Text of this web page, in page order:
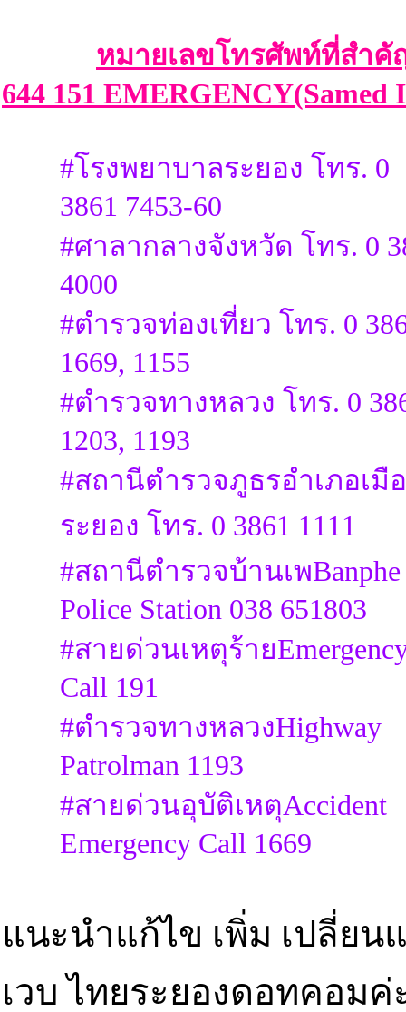
หมายเลขโทรศัพท์ที่สำคัญ
644 151 EMERGENCY(Samed
#โรงพยาบาลระยอง โทร. 0
3861 7453-60
#ศาลากลางจังหวัด โทร. 0
4000
#ตำรวจท่องเที่ยว โทร. 0
1669, 1155
#ตำรวจทางหลวง โทร. 0
1203, 1193
#สถานีตำรวจภูธรอำเภอเมื
ระยอง โทร. 0 3861 1111
#สถานีตำรวจบ้านเพBanphe
Police Station 038 651803
#สายด่วนเหตุร้าย
Call 191
#ตำรวจทางหลวงHighway
Patrolman 1193
#สายด่วนอุบัติเหตุAccident
Emergency Call 1669
แนะนำแก้ไข เพิ่ม เปลี่ยน
เวบ ไทยระยองดอทคอมค่